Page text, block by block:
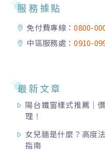
服務據點
免付費專線：0800-
中區服務處：0910-
最新文章
陽台鐵窗樣式推薦｜
理！
女兒牆是什麼？高度
指南